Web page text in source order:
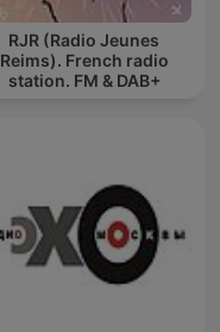
RJR (Radio Jeunes
Reims). French radio
station. FM & DAB+